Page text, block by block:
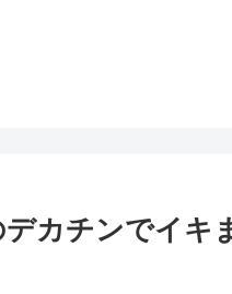
カチンでイキ